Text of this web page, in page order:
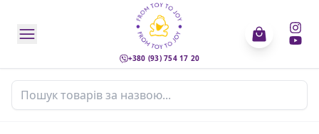
+380 (93) 754 17 20
Пошук товарів